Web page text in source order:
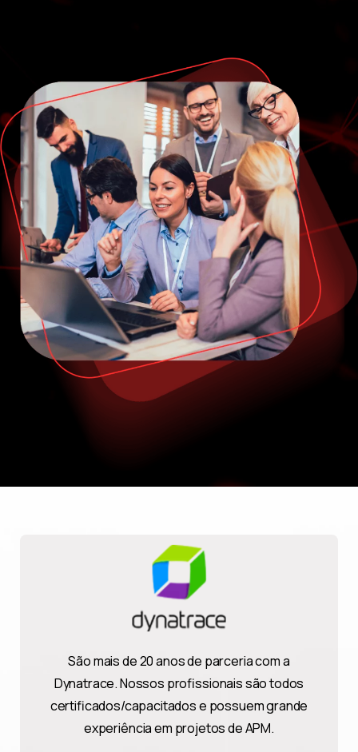
São mais de 20 anos de parceria com a
Dynatrace. Nossos profissionais são todos
certificados/capacitados e possuem grande
experiência em projetos de APM.